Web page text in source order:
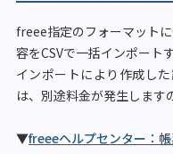
freee指定のフォーマット
容をCSVで一括インポート
インポートにより作成し
は、別途料金が発生します
▼freeeヘルプセンター：